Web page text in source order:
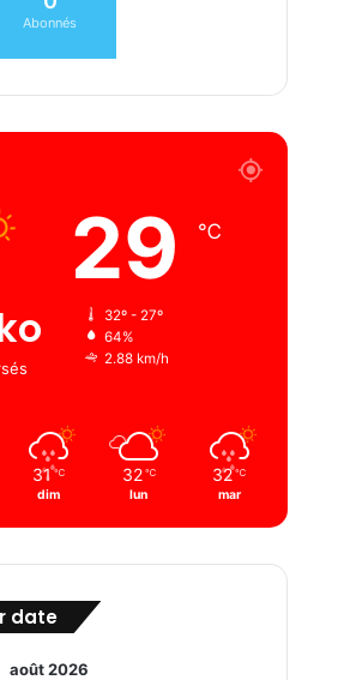
Abonnés
29 ℃
32º - 27º
64%
2.88 km/h
31 ℃
dim
32 ℃
lun
32 ℃
mar
date
août 2026